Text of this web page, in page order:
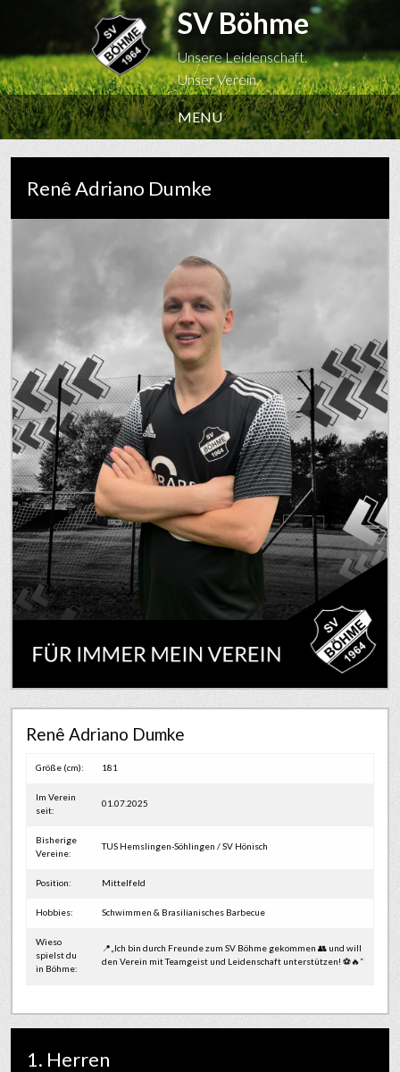
SV Böhme
Unsere Leidenschaft.
Unser Verein.
MENU
Renê Adriano Dumke
Renê Adriano Dumke
Größe (cm): 181
Im Verein
seit:
01.07.2025
Bisherige
Vereine:
TUS Hemslingen-Söhlingen / SV Hönisch
Position: Mittelfeld
Hobbies: Schwimmen & Brasilianisches Barbecue
Wieso
spielst du
in Böhme:
📍„Ich bin durch Freunde zum SV Böhme gekommen 👥 und will
den Verein mit Teamgeist und Leidenschaft unterstützen! ⚽🔥“
1. Herren